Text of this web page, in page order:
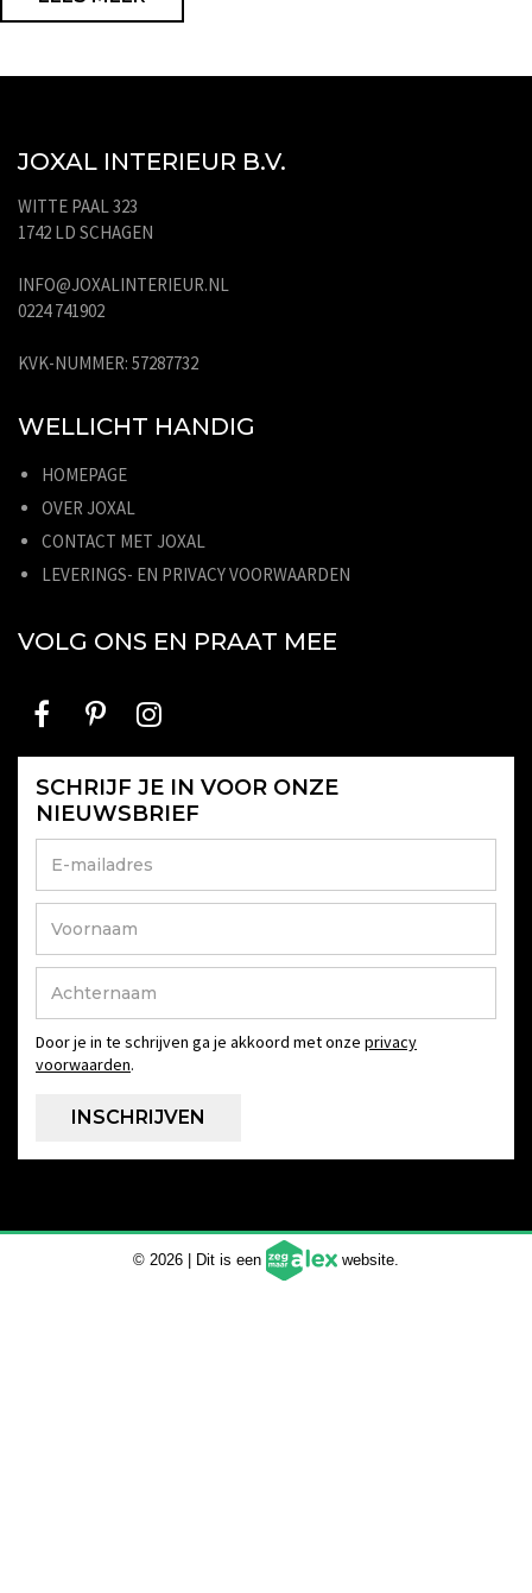
JOXAL INTERIEUR B.V.
WITTE PAAL 323
1742 LD SCHAGEN
INFO@JOXALINTERIEUR.NL
0224 741902
KVK-NUMMER: 57287732
WELLICHT HANDIG
HOMEPAGE
OVER JOXAL
CONTACT MET JOXAL
LEVERINGS- EN PRIVACY VOORWAARDEN
VOLG ONS EN PRAAT MEE
SCHRIJF JE IN VOOR ONZE
NIEUWSBRIEF
Door je in te schrijven ga je akkoord met onze privacy
voorwaarden.
© 2026 | Dit is een website.